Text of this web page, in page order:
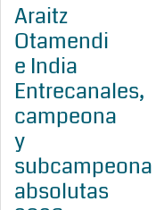
Araitz
Otamendi
e India
Entrecanales,
campeona
y
subcampeona
absolutas